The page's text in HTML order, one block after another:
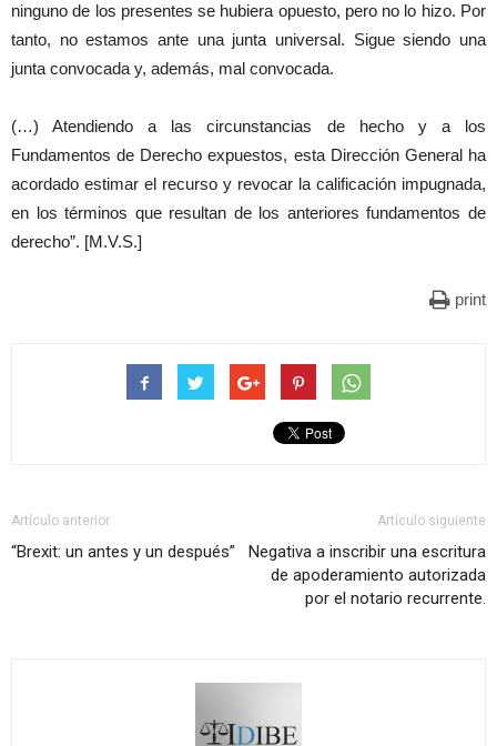
ninguno de los presentes se hubiera opuesto, pero no lo hizo. Por
tanto, no estamos ante una junta universal. Sigue siendo una
junta convocada y, además, mal convocada.
(…) Atendiendo a las circunstancias de hecho y a los
Fundamentos de Derecho expuestos, esta Dirección General ha
acordado estimar el recurso y revocar la calificación impugnada,
en los términos que resultan de los anteriores fundamentos de
derecho”. [M.V.S.]
print
Artículo anterior
“Brexit: un antes y un después”
Artículo siguiente
Negativa a inscribir una escritura
de apoderamiento autorizada
por el notario recurrente.